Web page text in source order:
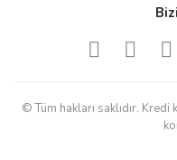
© Tüm hakları saklıdır.